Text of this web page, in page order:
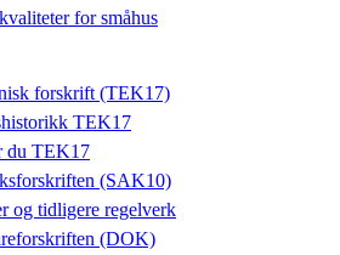
for småhus
forskrift (TEK17)
TEK17
du TEK17
(SAK10)
og tidligere regelverk
(DOK)